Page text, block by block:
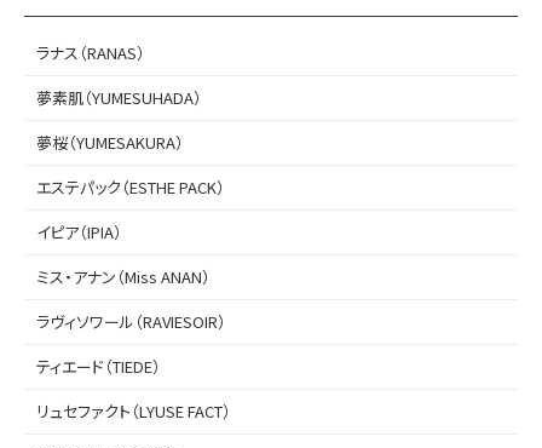
ラナス（RANAS）
夢素肌（YUMESUHADA）
夢桜（YUMESAKURA）
エステパック（ESTHE PACK）
イピア（IPIA）
ミス・アナン（Miss ANAN）
ラヴィソワール（RAVIESOIR）
ティエード（TIEDE）
リュセファクト（LYUSE FACT）